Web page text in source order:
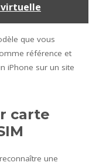
que vous
référence et
iPhone sur un site
carte
une